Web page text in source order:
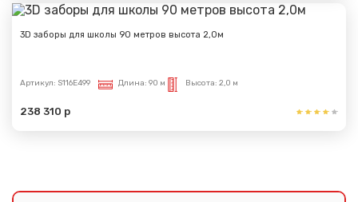
3D заборы для школы 90 метров высота 2,0м
Артикул: S116E499 Длина: 90 м Высота: 2,0 м
238 310 р